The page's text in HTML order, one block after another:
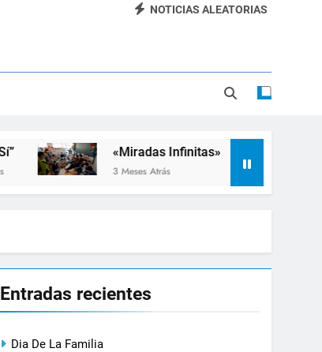
NOTICIAS ALEATORIAS
«Miradas Infinitas»
3 Meses Atrás
Entradas recientes
Dia De La Familia